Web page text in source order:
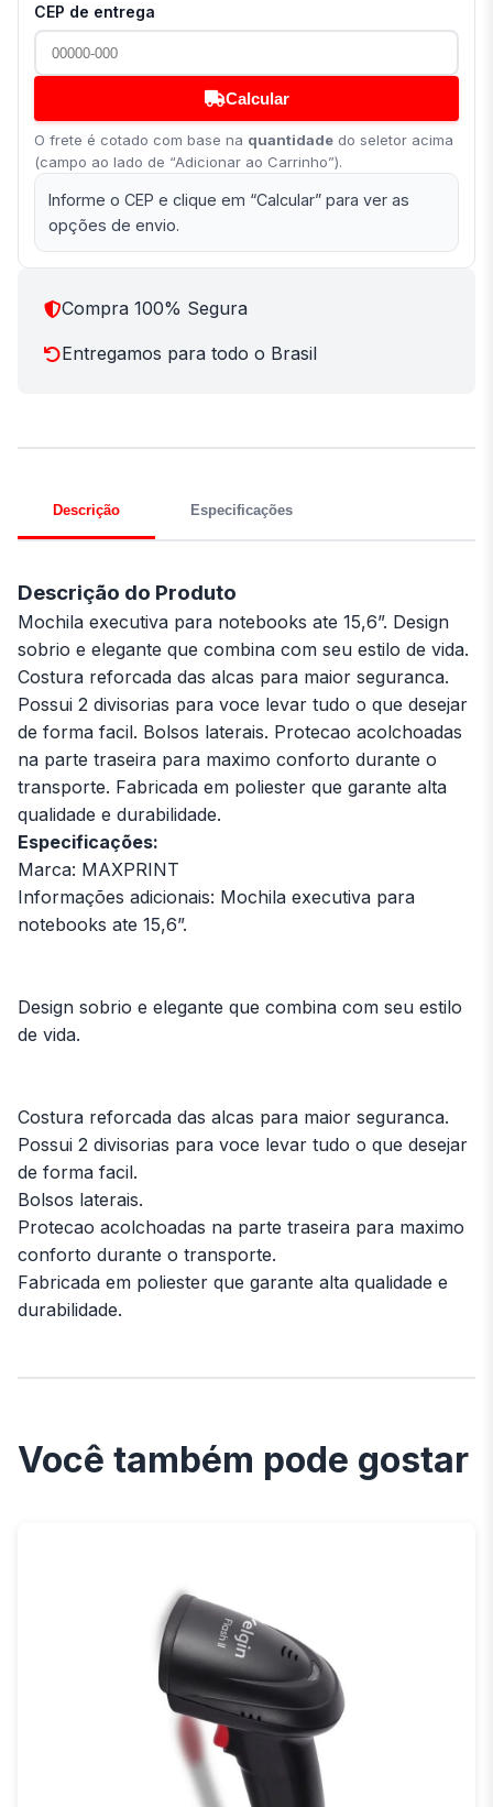
CEP de entrega
Calcular
O frete é cotado com base na quantidade do seletor acima
(campo ao lado de “Adicionar ao Carrinho”).
Informe o CEP e clique em “Calcular” para ver as
opções de envio.
Compra 100% Segura
Entregamos para todo o Brasil
Descrição Especificações
Descrição do Produto
Mochila executiva para notebooks ate 15,6”. Design
sobrio e elegante que combina com seu estilo de vida.
Costura reforcada das alcas para maior seguranca.
Possui 2 divisorias para voce levar tudo o que desejar
de forma facil. Bolsos laterais. Protecao acolchoadas
na parte traseira para maximo conforto durante o
transporte. Fabricada em poliester que garante alta
qualidade e durabilidade.
Especificações:
Marca: MAXPRINT
Informações adicionais: Mochila executiva para
notebooks ate 15,6”.
Design sobrio e elegante que combina com seu estilo
de vida.
Costura reforcada das alcas para maior seguranca.
Possui 2 divisorias para voce levar tudo o que desejar
de forma facil.
Bolsos laterais.
Protecao acolchoadas na parte traseira para maximo
conforto durante o transporte.
Fabricada em poliester que garante alta qualidade e
durabilidade.
Você também pode gostar